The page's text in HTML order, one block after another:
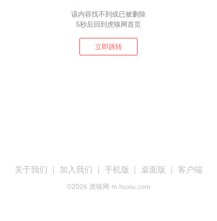
该内容找不到或已被删除
5秒后回到虎嗅网首页
立即跳转
关于我们 加入我们 手机版 桌面版 客户端
©2026 虎嗅网 m.huxiu.com